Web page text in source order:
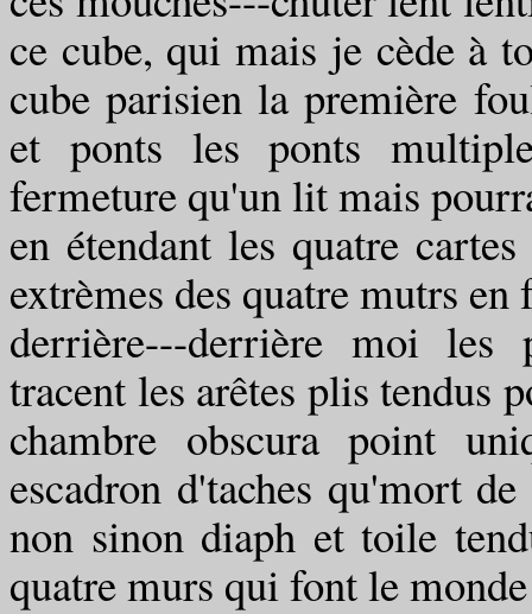
ce cube, qui mais je cède à
cube parisien la première
et ponts les ponts
fermeture qu'un lit mais
en étendant les quatre
extrèmes des quatre mutrs
derrière---derrière moi les
tracent les arêtes plis tendus
chambre obscura point
escadron d'taches qu'mort
non sinon diaph et toile
quatre murs qui font le